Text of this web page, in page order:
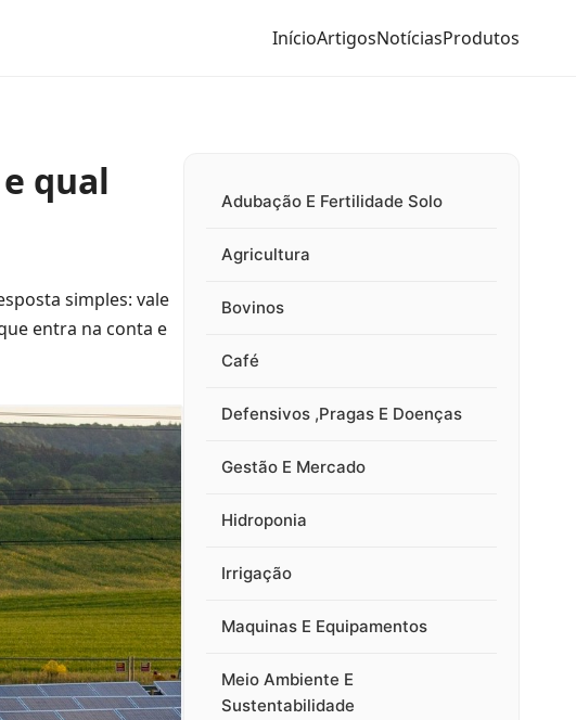
InícioArtigosNotíciasProdutos
qual
simples: vale
entra na conta e
Adubação E Fertilidade Solo
Agricultura
Bovinos
Café
Defensivos ,Pragas E Doenças
Gestão E Mercado
Hidroponia
Irrigação
Maquinas E Equipamentos
Meio Ambiente E
Sustentabilidade